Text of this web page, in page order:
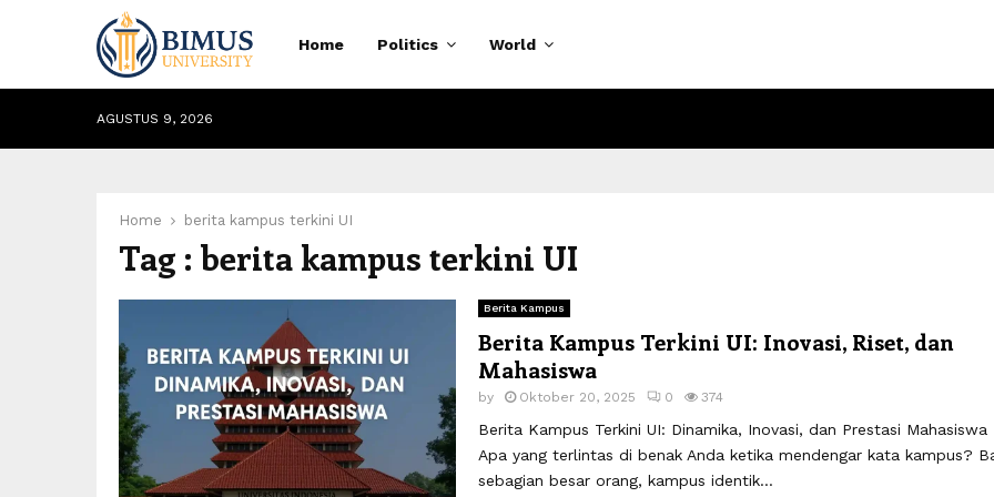
Home Politics World
AGUSTUS 9, 2026
Home berita kampus terkini UI
Tag : berita kampus terkini UI
Berita Kampus
Berita Kampus Terkini UI: Inovasi, Riset, dan
Mahasiswa
by Oktober 20, 2025 0 374
Berita Kampus Terkini UI: Dinamika, Inovasi, dan Prestasi Mahasiswa
Apa yang terlintas di benak Anda ketika mendengar kata kampus?
sebagian besar orang, kampus identik...